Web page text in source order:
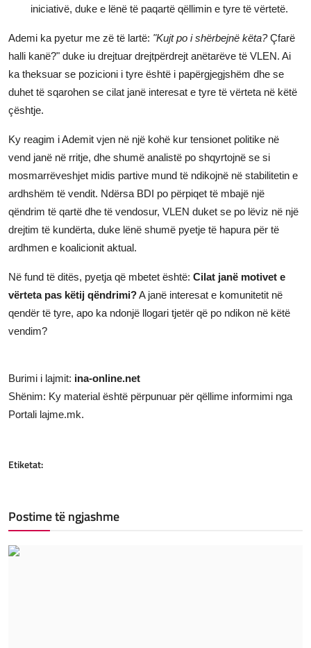
iniciativë, duke e lënë të paqartë qëllimin e tyre të vërtetë.
Ademi ka pyetur me zë të lartë: "Kujt po i shërbejnë këta?Çfarë
halli kanë?" duke iu drejtuar drejtpërdrejt anëtarëve të VLEN. Ai
ka theksuar se pozicioni i tyre është i papërgjegjshëm dhe se
duhet të sqarohen se cilat janë interesat e tyre të vërteta në këtë
çështje.
Ky reagim i Ademit vjen në një kohë kur tensionet politike në
vend janë në rritje, dhe shumë analistë po shqyrtojnë se si
mosmarrëveshjet midis partive mund të ndikojnë në stabilitetin e
ardhshëm të vendit. Ndërsa BDI po përpiqet të mbajë një
qëndrim të qartë dhe të vendosur, VLEN duket se po lëviz në një
drejtim të kundërta, duke lënë shumë pyetje të hapura për të
ardhmen e koalicionit aktual.
Në fund të ditës, pyetja që mbetet është: Cilat janë motivet e
vërteta pas këtij qëndrimi?A janë interesat e komunitetit në
qendër të tyre, apo ka ndonjë llogari tjetër që po ndikon në këtë
vendim?
Burimi i lajmit: ina-online.net
Shënim: Ky material është përpunuar për qëllime informimi nga
Portali lajme.mk.
Etiketat:
Postime të ngjashme